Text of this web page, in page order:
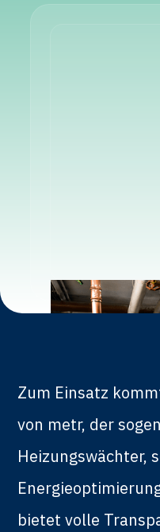
Zum Einsatz
von metr, der
Heizungswächter,
bietet volle